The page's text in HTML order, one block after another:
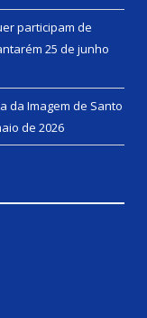
participam de
25 de junho
da Imagem de Santo
de 2026